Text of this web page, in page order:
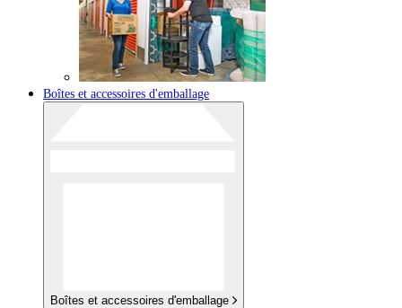
Boîtes et accessoires d'emballage
Boîtes et accessoires d'emballage